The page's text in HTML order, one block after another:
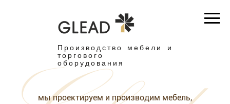
Производство мебели и
торгового
оборудования
мы проектируем и производим мебель,